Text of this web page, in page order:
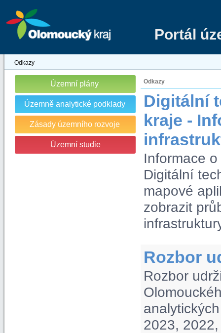
Portál
Odkazy
Územní plány
Územně analytické podklady
Zásady územního rozvoje
Územní studie
Odkazy
Digitální
kraje -
Informace
Digitální
mapové
zobrazit
Rozbor
Rozbor
2023,